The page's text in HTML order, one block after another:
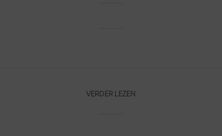
VERDER LEZEN